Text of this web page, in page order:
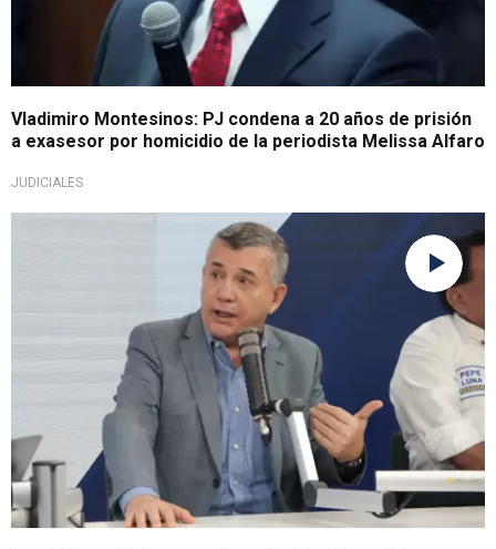
Vladimiro Montesinos: PJ condena a 20 años de prisión
a exasesor por homicidio de la periodista Melissa Alfaro
JUDICIALES